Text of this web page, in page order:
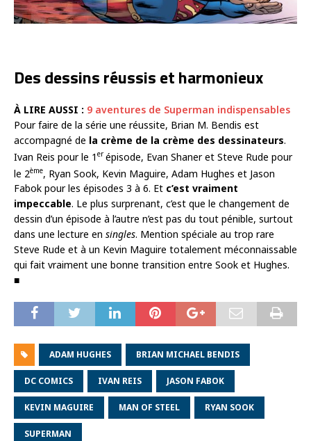
Des dessins réussis et harmonieux
À LIRE AUSSI : 9 aventures de Superman indispensables
Pour faire de la série une réussite, Brian M. Bendis est
accompagné de la crème de la crème des dessinateurs.
Ivan Reis pour le 1 erépisode, Evan Shaner et Steve Rude pour
le 2ème, Ryan Sook, Kevin Maguire, Adam Hughes et Jason
Fabok pour les épisodes 3 à 6. Et c’est vraiment
impeccable. Le plus surprenant, c’est que le changement de
dessin d’un épisode à l’autre n’est pas du tout pénible, surtout
dans une lecture en singles. Mention spéciale au trop rare
Steve Rude et à un Kevin Maguire totalement méconnaissable
qui fait vraiment une bonne transition entre Sook et Hughes.
■
ADAM HUGHES BRIAN MICHAEL BENDIS
DC COMICS IVAN REIS JASON FABOK
KEVIN MAGUIRE MAN OF STEEL RYAN SOOK
SUPERMAN